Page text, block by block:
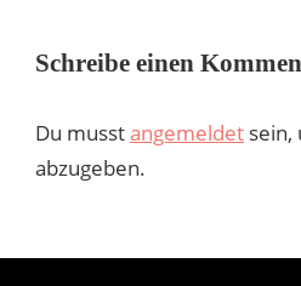
Schreibe einen
Du musstangemeldet sein,
abzugeben.